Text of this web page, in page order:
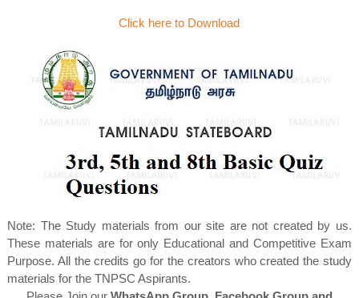
Click here to Download
Note: The Study materials from our site are not created by us.
These materials are for only Educational and Competitive Exam
Purpose. All the credits go for the creators who created the study
materials for the TNPSC Aspirants.